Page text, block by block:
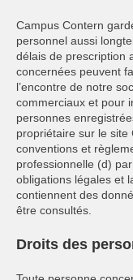
Campus Contern
personnel aussi
délais de prescription
concernées peuvent
l’encontre de notre
commerciaux et pour
personnes
propriétaire sur le
conventions et
professionnelle (d)
obligations légales et
contiennent des
être consultés.
Droits des